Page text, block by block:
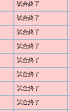
試合終了
試合終了
試合終了
試合終了
試合終了
試合終了
試合終了
試合終了